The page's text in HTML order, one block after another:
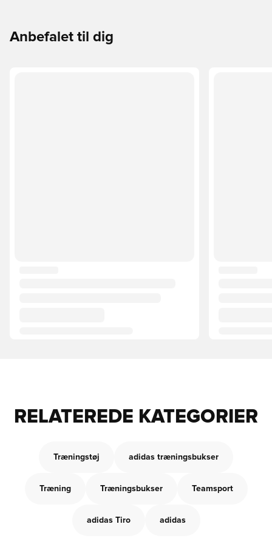
Anbefalet til dig
RELATEREDE KATEGORIER
Træningstøj adidas træningsbukser
Træning Træningsbukser Teamsport
adidas Tiro adidas